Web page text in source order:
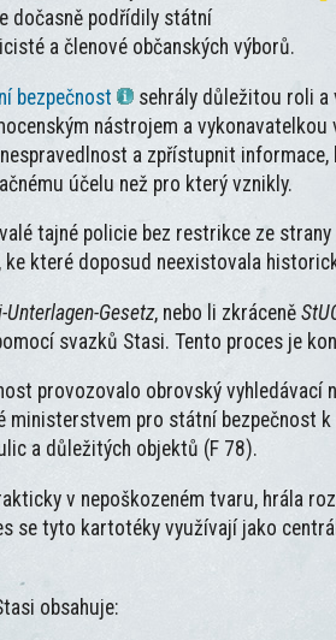
dočasně podřídily státní
a členové občanských výborů.
bezpečnost
sehrály důležitou roli a
nástrojem a
a zpřístupnit informace,
účelu než pro který vznikly.
tajné policie bez restrikce ze
které doposud neexistovala
Unterlagen-Gesetz, nebo li zkráceně
svazků Stasi. Tento proces je
provozovalo obrovský
pro státní bezpečnost
a důležitých objektů (F 78).
v nepoškozeném tvaru, hrála
se tyto kartotéky využívají jako
obsahuje: